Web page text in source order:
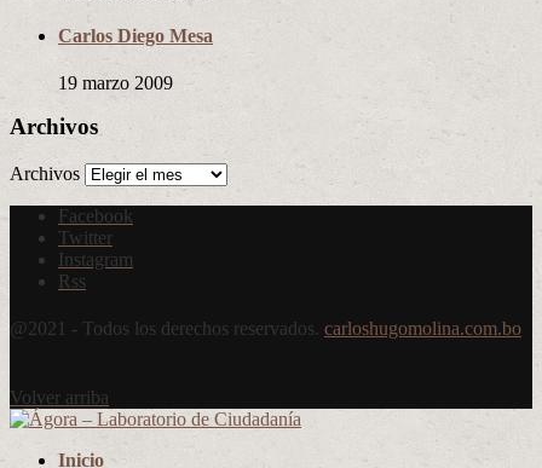
Carlos Diego Mesa
19 marzo 2009
Archivos
Archivos
Facebook
Twitter
Instagram
Rss
@2021 - Todos los derechos reservados. carloshugomolina.com.bo
Volver arriba
Inicio